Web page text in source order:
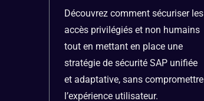
Découvrez comment sécuriser les
accès privilégiés et non humains
tout en mettant en place une
stratégie de sécurité SAP unifiée
et adaptative, sans compromettre
l’expérience utilisateur.